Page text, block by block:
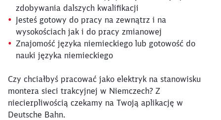
zdobywania dalszych kwalifikacji
Jesteś gotowy do pracy na zewnątrz i na
wysokościach jak i do pracy zmianowej
Znajomość języka niemieckiego lub gotowość do
nauki języka niemieckiego
Czy chciałbyś pracować jako elektryk na stanowisku
montera sieci trakcyjnej w Niemczech? Z
niecierpliwością czekamy na Twoją aplikację w
Deutsche Bahn.